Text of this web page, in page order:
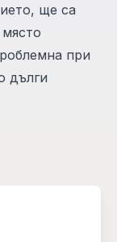
ще са
при
дълги